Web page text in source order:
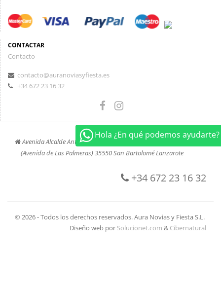
Hola ¿En qué podemos ayudarte?
CONTACTAR
Contacto
contacto@auranoviasyfiesta.es
+34 672 23 16 32
Avenida Alcalde Antonio Cabrera Barrera, 45
(Avenida de Las Palmeras) 35550 San Bartolomé Lanzarote
+34 672 23 16 32
© 2026 - Todos los derechos reservados. Aura Novias y Fiesta S.L.
Diseño web por Solucionet.com & Cibernatural